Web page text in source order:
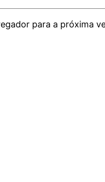
para a próxima